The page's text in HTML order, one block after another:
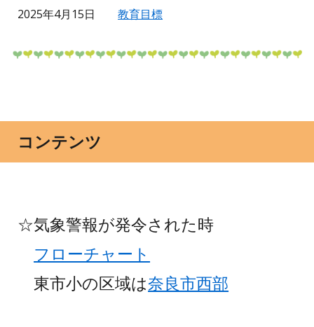
2025年4月15日教育目標
コンテンツ
☆気象警報が発令された時
フローチャート
東市小の区域は奈良市西部